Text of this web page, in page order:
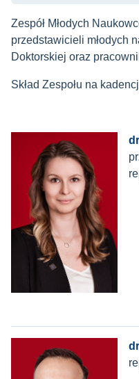
Zespół Młodych
przedstawicieli młodych
Doktorskiej oraz
Skład Zespołu na